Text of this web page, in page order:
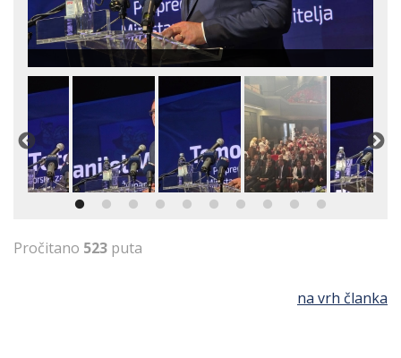
Pročitano 523 puta
na vrh članka